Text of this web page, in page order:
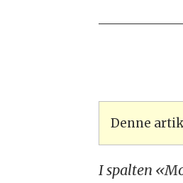
Denne
I spalten